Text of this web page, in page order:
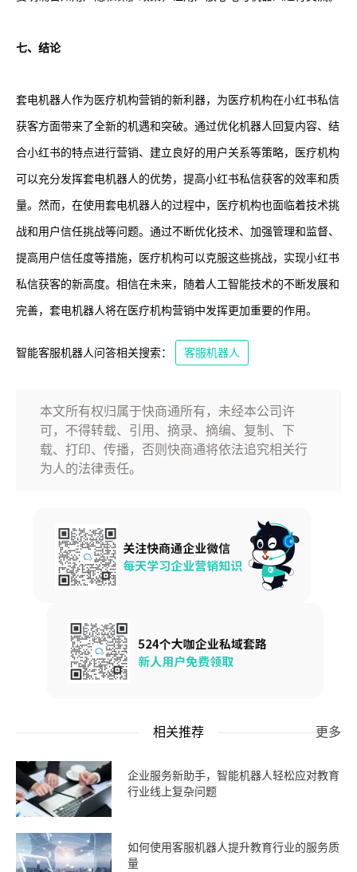
七、结论
套电机器人作为医疗机构营销的新利器，为医疗机构在小红书私信
获客方面带来了全新的机遇和突破。通过优化机器人回复内容、结
合小红书的特点进行营销、建立良好的用户关系等策略，医疗机构
可以充分发挥套电机器人的优势，提高小红书私信获客的效率和质
量。然而，在使用套电机器人的过程中，医疗机构也面临着技术挑
战和用户信任挑战等问题。通过不断优化技术、加强管理和监督、
提高用户信任度等措施，医疗机构可以克服这些挑战，实现小红书
私信获客的新高度。相信在未来，随着人工智能技术的不断发展和
完善，套电机器人将在医疗机构营销中发挥更加重要的作用。
智能客服机器人问答相关搜索： 客服机器人
本文所有权归属于快商通所有，未经本公司许
可，不得转载、引用、摘录、摘编、复制、下
载、打印、传播，否则快商通将依法追究相关行
为人的法律责任。
相关推荐 更多
企业服务新助手，智能机器人轻松应对教育
行业线上复杂问题
如何使用客服机器人提升教育行业的服务质
量